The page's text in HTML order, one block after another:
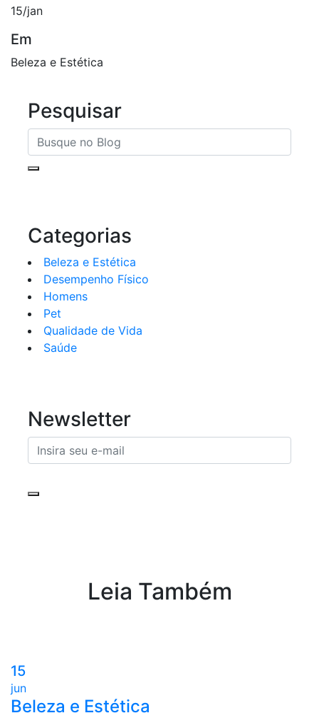
15/jan
Em
Beleza e Estética
Pesquisar
Categorias
Beleza e Estética
Desempenho Físico
Homens
Pet
Qualidade de Vida
Saúde
Newsletter
Leia Também
15
jun
Beleza e Estética